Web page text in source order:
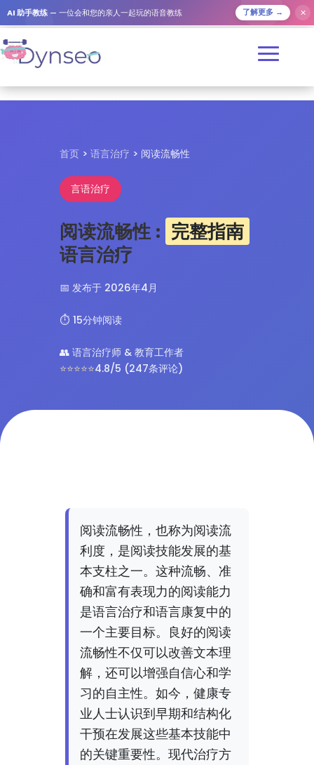
AI 助手教练 — 一位会和您的亲人一起玩的语音教练 了解更多 → ✕
首页> 语言治疗 > 阅读流畅性
言语治疗
阅读流畅性 : 完整指南
语言治疗
📅 发布于 2026年4月
⏱️ 15分钟阅读
👥 语言治疗师 & 教育工作者
⭐⭐⭐⭐⭐4.8/5 (247条评论)
阅读流畅性，也称为阅读流
利度，是阅读技能发展的基
本支柱之一。这种流畅、准
确和富有表现力的阅读能力
是语言治疗和语言康复中的
一个主要目标。良好的阅读
流畅性不仅可以改善文本理
解，还可以增强自信心和学
习的自主性。如今，健康专
业人士认识到早期和结构化
干预在发展这些基本技能中
的关键重要性。现代治疗方